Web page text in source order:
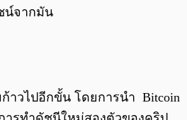
น์จากมัน
มก้าวไปอีกขั้น โดยการนำ Bitcoin